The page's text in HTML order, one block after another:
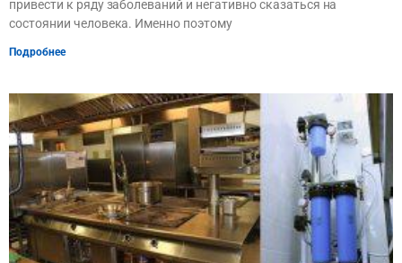
привести к ряду заболеваний и негативно сказаться на
состоянии человека. Именно поэтому
Подробнее